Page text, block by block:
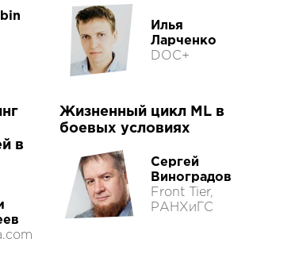
Илья
Ларченко
DOC+
в
Жизненный цикл ML в
боевых условиях
Сергей
Виноградов
Front Tier,
РАНХиГС